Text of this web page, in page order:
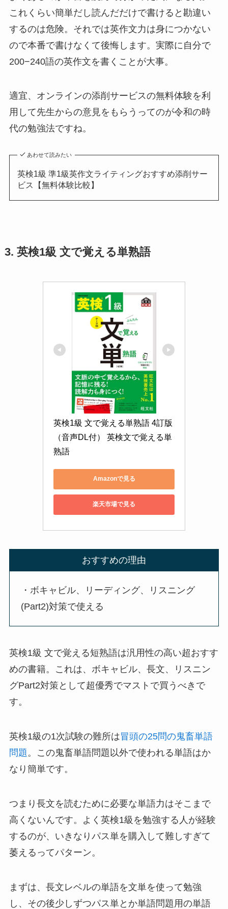
これくらい簡単だし読んだだけで書けると勘違い
するのは危険。それでは英作文力は身につかない
ので本番で書けなくて後悔します。実際に自分で
200−240語の英作文を書くことが大事。
適宜、オンラインの添削サービスの無料体験を利
用して先生からの意見をもらうってのが令和の時
代の勉強法ですね。
あわせて読みたい
英検1級 準1級英作文ライティングおすすめ添削サー
ビス【無料体験比較】
3. 英検1級 文で覚える単熟語
英検1級 文で覚える単熟語 4訂版
（音声DL付） 英検文で覚える単
熟語
Amazonで見る
楽天市場で見る
おすすめの理由
・ボキャビル、リーディング、リスニング
(Part2)対策で使える
英検1級 文で覚える短熟語は汎用性の高い超おすす
めの書籍。これは、ボキャビル、長文、リスニン
グPart2対策として超優秀でマストで買うべきで
す。
英検1級の1次試験の難所は冒頭の25問の鬼畜単語
問題。この鬼畜単語問題以外で使われる単語はか
なり簡単です。
つまり長文を読むために必要な単語力はそこまで
高くないんです。よく英検1級を勉強する人が経験
するのが、いきなりパス単を購入して難しすぎて
萎えるってパターン。
まずは、長文レベルの単語を文単を使って勉強
し、その後少しずつパス単とか単語問題用の単語